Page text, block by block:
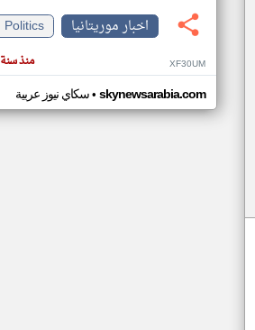
اخبار موريتانيا
Politics
منذ سنة XF30UM
سكاي نيوز عربية• skynewsarabia.com